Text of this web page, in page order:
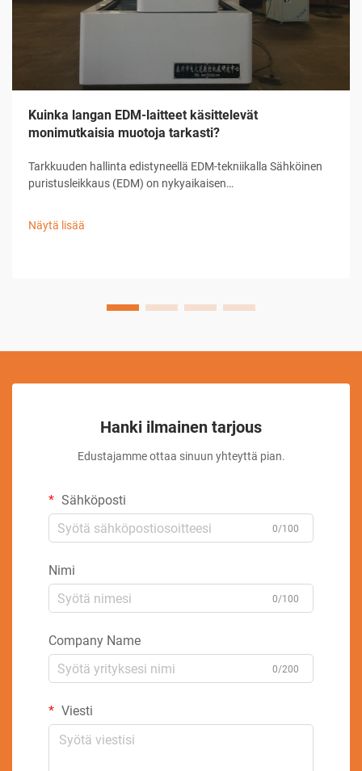
Kuinka langan EDM-laitteet käsittelevät
monimutkaisia muotoja tarkasti?
Tarkkuuden hallinta edistyneellä EDM-tekniikalla Sähköinen
puristusleikkaus (EDM) on nykyaikaisen
suunnitelmien toteuttamisessa. ...
Näytä lisää
Hanki ilmainen tarjous
Edustajamme ottaa sinuun yhteyttä pian.
Sähköposti
0/100
Nimi
0/100
Company Name
0/200
Viesti